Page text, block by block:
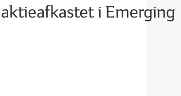
i Emerging